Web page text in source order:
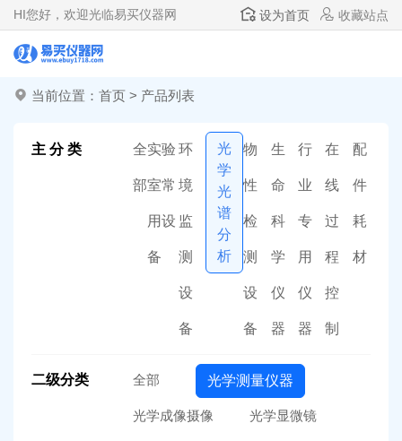
HI您好，欢迎光临易买仪器网 设为首页 收藏站点
当前位置： 首页 > 产品列表
主 分 类 全
部
实验
室常
用设
备
环
境
监
测
设
备
光
学
光
谱
分
析
物
性
检
测
设
备
生
命
科
学
仪
器
行
业
专
用
仪
器
在
线
过
程
控
制
配
件
耗
材
二级分类 全部 光学测量仪器
光学成像摄像 光学显微镜